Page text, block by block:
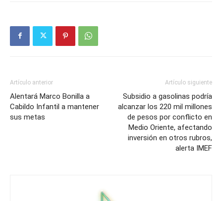
Artículo anterior
Alentará Marco Bonilla a
Cabildo Infantil a mantener
sus metas
Artículo siguiente
Subsidio a gasolinas podría
alcanzar los 220 mil millones
de pesos por conflicto en
Medio Oriente, afectando
inversión en otros rubros,
alerta IMEF